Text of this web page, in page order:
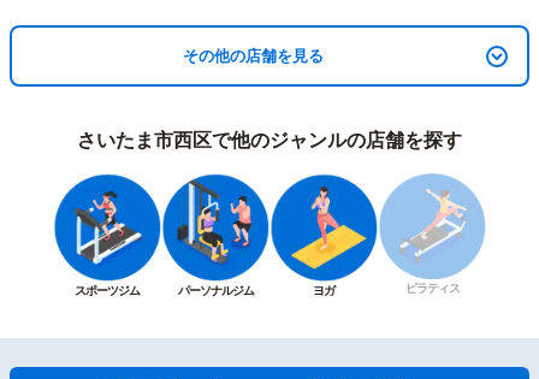
その他の店舗を見る
さいたま市西区で他のジャンルの店舗を探す
スポーツジム パーソナルジム ヨガ ピラティス